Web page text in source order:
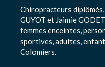
Chiropracteurs
GUYOT et Jaimie
femmes enceintes,
sportives, adultes,
Colomiers.